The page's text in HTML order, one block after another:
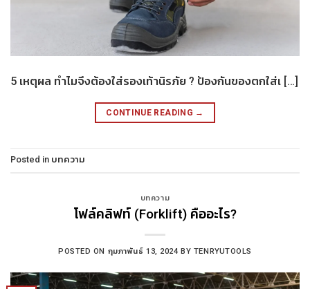
5 เหตุผล ทำไมจึงต้องใส่รองเท้านิรภัย ? ป้องกันของตกใส่เ […]
CONTINUE READING →
Posted in บทความ
บทความ
โฟล์คลิฟท์ (Forklift) คืออะไร?
POSTED ON กุมภาพันธ์ 13, 2024 BY TENRYUTOOLS